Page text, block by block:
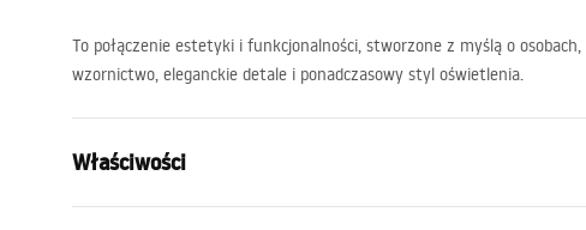
Pawilony i altany
Wózki i taczki
To połączenie estetyki i funkcjonalności, stworzone z myślą o
wzornictwo, eleganckie detale i ponadczasowy styl oświetlenia.
Właściwości